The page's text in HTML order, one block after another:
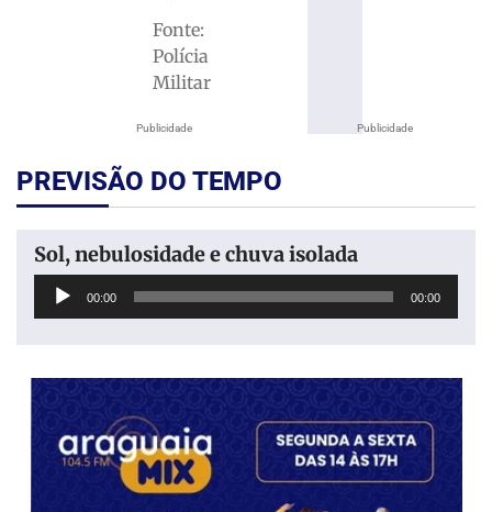
Publicidade
Fonte:
Polícia
Militar
Publicidade
PREVISÃO DO TEMPO
Sol, nebulosidade e chuva isolada
Tocador
00:00 00:00